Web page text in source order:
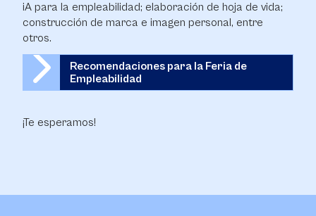
iA para la empleabilidad; elaboración de hoja de vida;
construcción de marca e imagen personal, entre
otros.
Recomendaciones para la Feria de
Empleabilidad
¡Te esperamos!